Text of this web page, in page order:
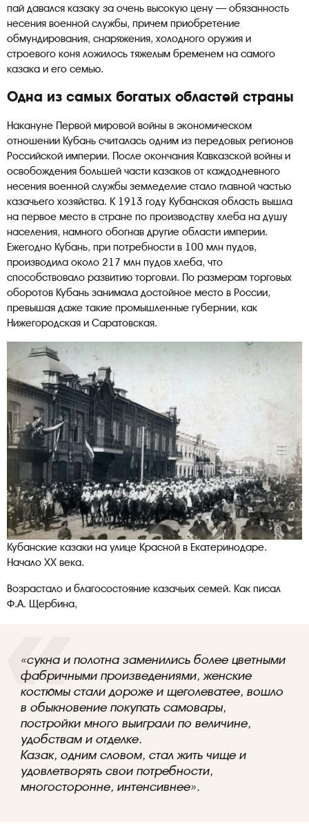
пай давался казаку за очень высокую цену — обязанность
несения военной службы, причем приобретение
обмундирования, снаряжения, холодного оружия и
строевого коня ложилось тяжелым бременем на самого
казака и его семью.
Одна из самых богатых областей страны
Накануне Первой мировой войны в экономическом
отношении Кубань считалась одним из передовых регионов
Российской империи. После окончания Кавказской войны и
освобождения большей части казаков от каждодневного
несения военной службы земледелие стало главной частью
казачьего хозяйства. К 1913 году Кубанская область вышла
на первое место в стране по производству хлеба на душу
населения, намного обогнав другие области империи.
Ежегодно Кубань, при потребности в 100 млн пудов,
производила около 217 млн пудов хлеба, что
способствовало развитию торговли. По размерам торговых
оборотов Кубань занимала достойное место в России,
превышая даже такие промышленные губернии, как
Нижегородская и Саратовская.
Кубанские казаки на улице Красной в Екатеринодаре.
Начало ХХ века.
Возрастало и благосостояние казачьих семей. Как писал
Ф.А. Щербина,
«сукна и полотна заменились более цветными
фабричными произведениями, женские
костюмы стали дороже и щеголеватее, вошло
в обыкновение покупать самовары,
постройки много выиграли по величине,
удобствам и отделке.
Казак, одним словом, стал жить чище и
удовлетворять свои потребности,
многосторонне, интенсивнее».